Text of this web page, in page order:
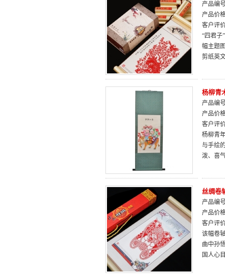
产品编
产品价
客户评
“四君子
幅主题
剪纸英
杨柳青
产品编
产品价
客户评
杨柳青
与手绘
泼、喜
丝绸卷
产品编
产品价
客户评
该幅卷
曲中孙
国人心